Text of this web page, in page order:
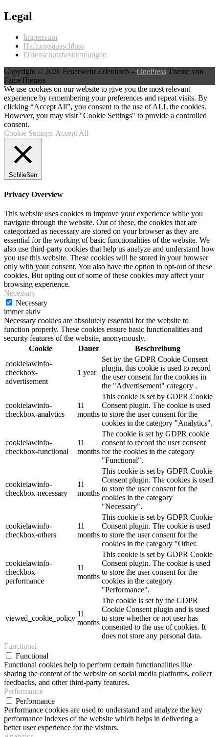
Legal
Impressum
Haftungsausschluss
Datenschutzbestimmungen
Copyright © 2026 Feuerwehr Erlenbach – OnePress Theme von
FameThemes
We use cookies on our website to give you the most relevant
experience by remembering your preferences and repeat visits. By
clicking “Accept All”, you consent to the use of ALL the cookies.
However, you may visit "Cookie Settings" to provide a controlled
consent.
Cookie Settings Accept All
Schließen
Privacy Overview
This website uses cookies to improve your experience while you
navigate through the website. Out of these, the cookies that are
categorized as necessary are stored on your browser as they are
essential for the working of basic functionalities of the website. We
also use third-party cookies that help us analyze and understand how
you use this website. These cookies will be stored in your browser
only with your consent. You also have the option to opt-out of these
cookies. But opting out of some of these cookies may affect your
browsing experience.
Necessary
Necessary
immer aktiv
Necessary cookies are absolutely essential for the website to
function properly. These cookies ensure basic functionalities and
security features of the website, anonymously.
Cookie
Dauer
Beschreibung
cookielawinfo-
checkbox-
advertisement
1 year
Set by the GDPR Cookie Consent
plugin, this cookie is used to record
the user consent for the cookies in
the "Advertisement" category .
cookielawinfo-
checkbox-analytics
11
months
This cookie is set by GDPR Cookie
Consent plugin. The cookie is used
to store the user consent for the
cookies in the category "Analytics".
cookielawinfo-
checkbox-functional
11
months
The cookie is set by GDPR cookie
consent to record the user consent
for the cookies in the category
"Functional".
cookielawinfo-
checkbox-necessary
11
months
This cookie is set by GDPR Cookie
Consent plugin. The cookies is used
to store the user consent for the
cookies in the category
"Necessary".
cookielawinfo-
checkbox-others
11
months
This cookie is set by GDPR Cookie
Consent plugin. The cookie is used
to store the user consent for the
cookies in the category "Other.
cookielawinfo-
checkbox-
performance
11
months
This cookie is set by GDPR Cookie
Consent plugin. The cookie is used
to store the user consent for the
cookies in the category
"Performance".
viewed_cookie_policy
11
months
The cookie is set by the GDPR
Cookie Consent plugin and is used
to store whether or not user has
consented to the use of cookies. It
does not store any personal data.
Functional
Functional
Functional cookies help to perform certain functionalities like
sharing the content of the website on social media platforms, collect
feedbacks, and other third-party features.
Performance
Performance
Performance cookies are used to understand and analyze the key
performance indexes of the website which helps in delivering a
better user experience for the visitors.